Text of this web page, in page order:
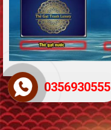
0356930555